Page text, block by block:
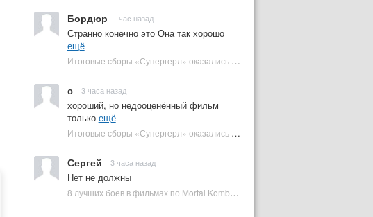
Бордюр час назад
Странно конечно это Она так хорошо
ещё
Итоговые сборы «Супергерл» оказались худшими для DC за два десятилетия | Plugged In Ru
с 3 часа назад
хороший, но недооценённый фильм
только ещё
Итоговые сборы «Супергерл» оказались худшими для DC за два десятилетия | Plugged In Ru
Сергей 3 часа назад
Нет не должны
8 лучших боев в фильмах по Mortal Kombat: от «Смертельной битвы» до «Мортал Комбат 2» | Plugged In Ru